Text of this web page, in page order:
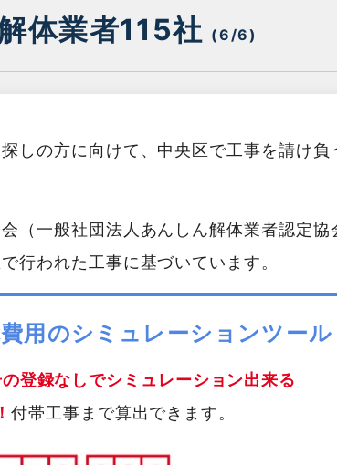
体業者115社 (6/6)
しの方に向けて、中央区で工事を請け負
（一般社団法人あんしん解体業者認定協
行われた工事に基づいています。
用のシミュレーションツール
登録なしでシミュレーション出来る
付帯工事まで算出できます。